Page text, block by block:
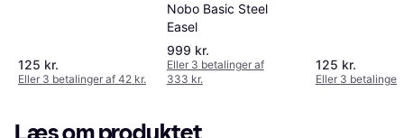
125 kr.
Eller 3 betalinger af 42 kr.
Nobo Basic Steel
Easel
999 kr.
Eller 3 betalinger af
333 kr.
125 kr.
Eller 3 betalinger